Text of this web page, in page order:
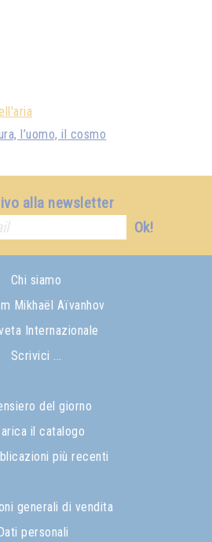
l’uomo, il cosmo
alla newsletter
Ok!
Chi siamo
Mikhaël Aïvanhov
Internazionale
Scrivici ...
del giorno
il catalogo
più recenti
generali di vendita
Dati personali